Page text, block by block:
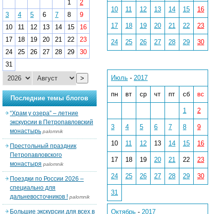
10 11 12 13 14 15 16
17 18 19 20 21 22 23
24 25 26 27 28 29 30
Июль - 2017
пн вт ср чт пт сб вс
1 2
3 4 5 6 7 8 9
10 11 12 13 14 15 16
17 18 19 20 21 22 23
24 25 26 27 28 29 30
31
Октябрь - 2017
1
2
3
4 5 6 7 8
9
10
11 12 13 14 15
16
17
18 19 20 21 22
23
24
25 26 27 28 29
30
31
>
Последние темы блогов
“Храм у озера” – летние
экскурсии в Петропавловский
монастырь palomnik
Престольный праздник
Петропавловского
монастыря palomnik
Поездки по России 2026 –
специально для
дальневосточников ! palomnik
Большие экскурсии для всех в